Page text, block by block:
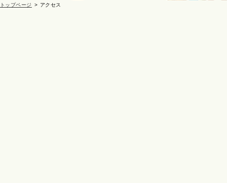
トップページ アクセス